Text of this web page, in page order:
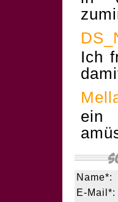
Ich
ein
Name*:
E-Mail*: